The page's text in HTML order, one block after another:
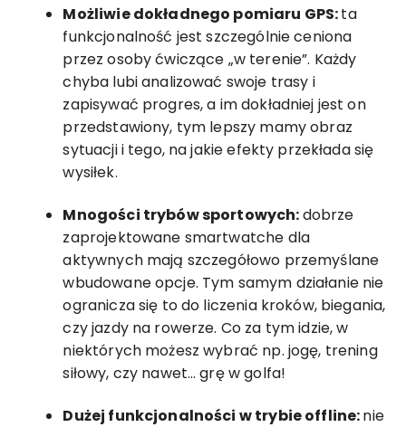
Możliwie dokładnego pomiaru GPS:ta
funkcjonalność jest szczególnie ceniona
przez osoby ćwiczące „w terenie”. Każdy
chyba lubi analizować swoje trasy i
zapisywać progres, a im dokładniej jest on
przedstawiony, tym lepszy mamy obraz
sytuacji i tego, na jakie efekty przekłada się
wysiłek.
Mnogości trybów sportowych:dobrze
zaprojektowane smartwatche dla
aktywnych mają szczegółowo przemyślane
wbudowane opcje. Tym samym działanie nie
ogranicza się to do liczenia kroków, biegania,
czy jazdy na rowerze. Co za tym idzie, w
niektórych możesz wybrać np. jogę, trening
siłowy, czy nawet… grę w golfa!
Dużej funkcjonalności w trybie offline:nie